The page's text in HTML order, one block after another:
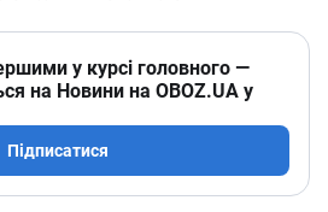
у курсі головного —
на Новини на OBOZ.UA у
Підписатися